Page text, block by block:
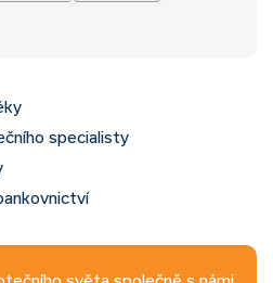
specialisty